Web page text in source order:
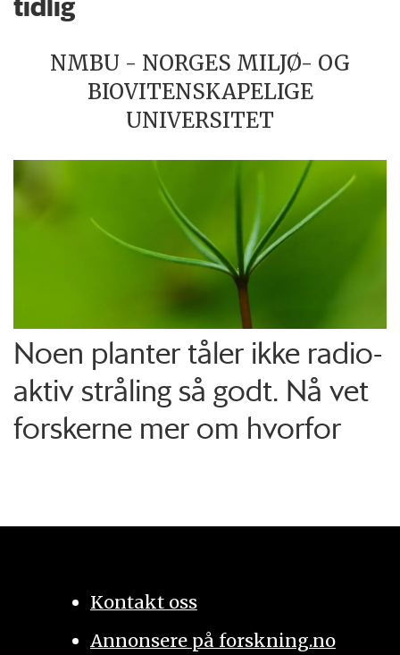
NMBU - NORGES MILJØ- OG
BIOVITENSKAPELIGE
UNIVERSITET
Noen planter tåler ikke radio­
aktiv stråling så godt. Nå vet
forskerne mer om hvorfor
Kontakt oss
Annonsere på forskning.no